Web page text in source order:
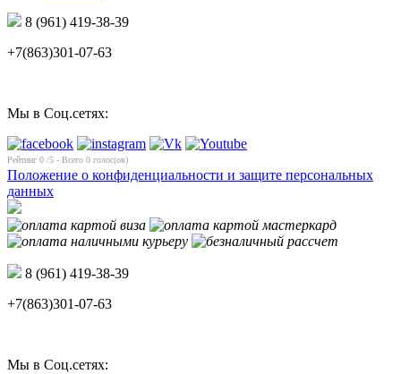
8 (961) 419-38-39
+7(863)301-07-63
Мы в Соц.сетях:
Рейтинг 0 /5 - Всего 0 голос(ов)
Положение о конфиденциальности и защите персональных
данных
8 (961) 419-38-39
+7(863)301-07-63
Мы в Соц.сетях: